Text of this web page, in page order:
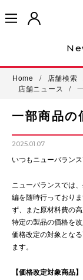
Home / 店舗検索
店舗ニュース
/
一部商品の
2025.01.07
いつもニューバラン
ニューバランスでは
編を随時行っており
ず、また原材料費の
特定の製品の価格を
価格改定の対象とな
ます。
【価格改定対象商品】